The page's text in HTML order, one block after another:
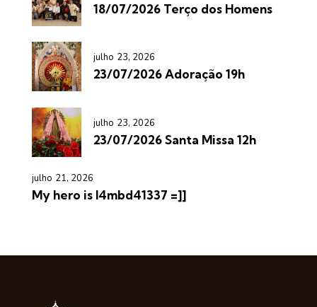
18/07/2026 Terço dos Homens
julho 23, 2026
23/07/2026 Adoração 19h
julho 23, 2026
23/07/2026 Santa Missa 12h
julho 21, 2026
My hero is l4mbd41337 =]]